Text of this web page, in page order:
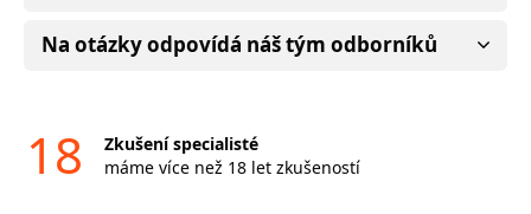
Na otázky odpovídá náš tým odborníků
18
Zkušení specialisté
máme více než 18 let zkušeností